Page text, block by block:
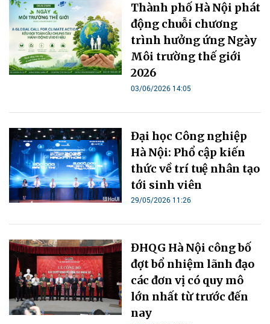
Thành phố Hà Nội phát
động chuỗi chương
trình hưởng ứng Ngày
Môi trường thế giới
2026
03/06/2026 14:05
Đại học Công nghiệp
Hà Nội: Phổ cập kiến
thức về trí tuệ nhân tạo
tới sinh viên
29/05/2026 11:26
ĐHQG Hà Nội công bố
đợt bổ nhiệm lãnh đạo
các đơn vị có quy mô
lớn nhất từ trước đến
nay